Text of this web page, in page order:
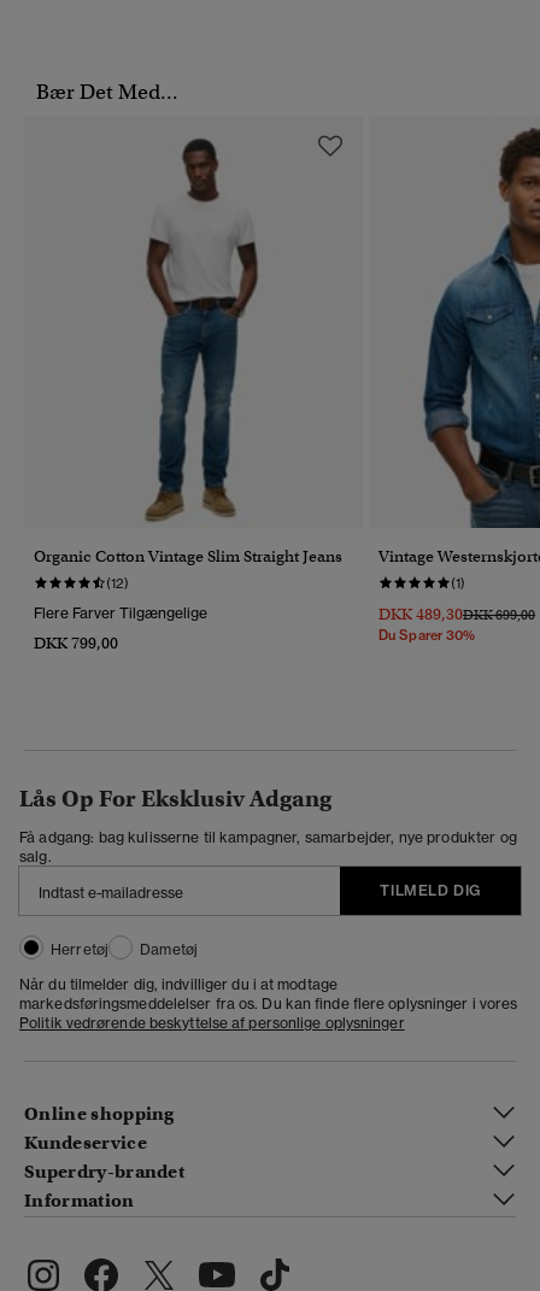
Bær Det Med...
Organic Cotton Vintage Slim Straight Jeans
(12)
Flere Farver Tilgængelige
DKK 799,00
Vintage
(1)
DKK 489,30Pris Nedsat
DKK 699,00
Du Sparer 30%
Lås Op For Eksklusiv Adgang
Få adgang: bag kulisserne til kampagner, samarbejder, nye produkter og
salg.
TILMELD DIG
Herretøj
Dametøj
Når du tilmelder dig, indvilliger du i at modtage
markedsføringsmeddelelser fra os. Du kan finde flere oplysninger i vores
Politik vedrørende beskyttelse af personlige oplysninger
Online shopping
Kundeservice
Superdry-brandet
Information